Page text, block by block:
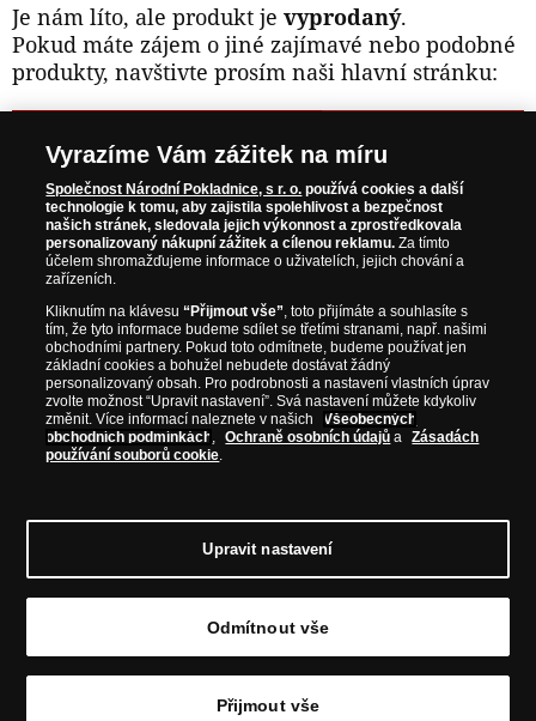
Je nám líto, ale produkt je vyprodaný.
Pokud máte zájem o jiné zajímavé nebo podobné
produkty, navštivte prosím naši hlavní stránku:
NAVŠTIVTE ZAJÍMAVÉ PRODUKTY NA
WWW.NARODNIPOKLADNICE.CZ
Prosím informujte mě, jakmile bude produkt opět skladem.
NAŠE ZÁRUKY
Bezpečný nákup
Certifikát SSL
Komfortní doručení
© Copyright 2026 - Národní Pokladnice, s. r. o.; Karolinská 661/4, 186 00 Praha 8; Tel.:
CZ28507622
Společnost zapsána v OR vedeném Městským soudem v Praze, oddíl C, vložka 146644
Vyrazíme Vám zážitek na míru
Společnost Národní Pokladnice, s r. o. používá cookies a další
technologie k tomu, aby zajistila spolehlivost a bezpečnost
našich stránek, sledovala jejich výkonnost a zprostředkovala
personalizovaný nákupní zážitek a cílenou reklamu. Za tímto
účelem shromažďujeme informace o uživatelích, jejich chování a
zařízeních.
Kliknutím na klávesu“Přijmout vše”, toto přijímáte a souhlasíte s
tím, že tyto informace budeme sdílet se třetími stranami, např. našimi
obchodními partnery. Pokud toto odmítnete, budeme používat jen
základní cookies a bohužel nebudete dostávat žádný
personalizovaný obsah. Pro podrobnosti a nastavení vlastních úprav
zvolte možnost “Upravit nastavení”. Svá nastavení můžete kdykoliv
změnit. Více informací naleznete v našich
Všeobecných
obchodních podmínkách , Ochraně osobních údajů a
Zásadách
používání souborů cookie.
Upravit nastavení
Odmítnout vše
Přijmout vše